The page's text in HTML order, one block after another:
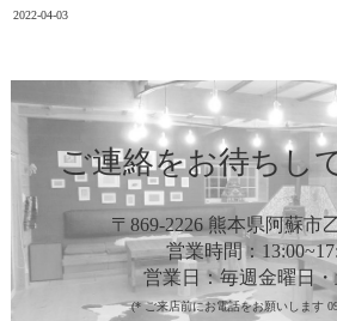
2022-04-03
ご連絡をお待ちし
〒869-2226 熊本県阿蘇市
営業時間：
営業日：毎週金曜日・
(* ご来店前にお電話をお願いします